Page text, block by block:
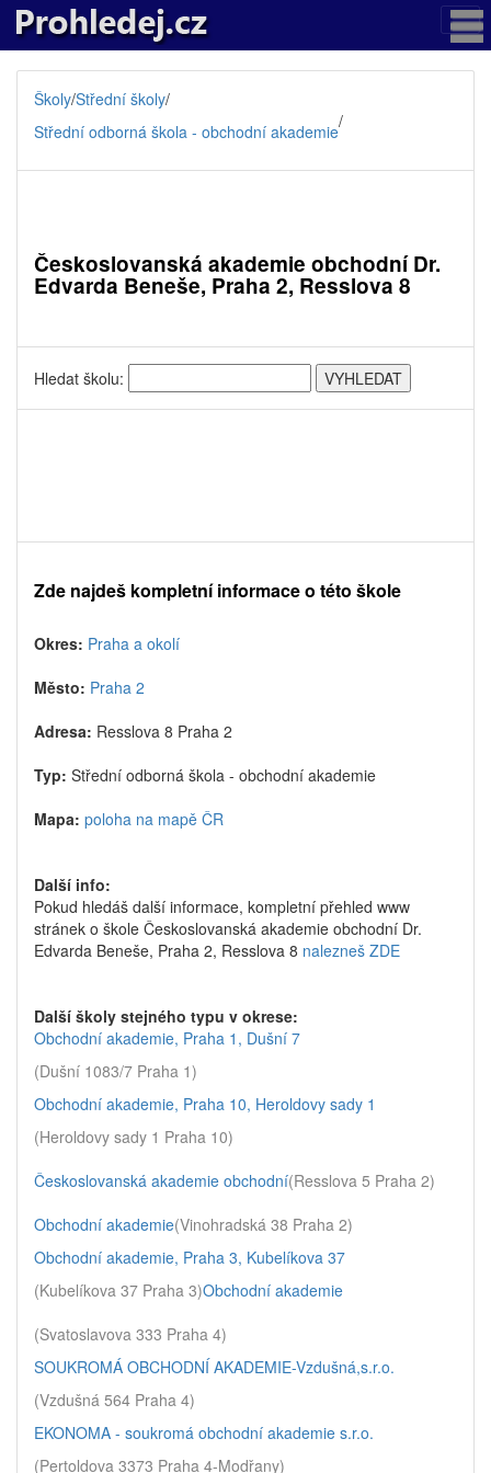
Školy/Střední školy/
Střední odborná škola - obchodní akademie/
Českoslovanská akademie obchodní Dr.
Edvarda Beneše, Praha 2, Resslova 8
Hledat školu:
Zde najdeš kompletní informace o této škole
Okres: Praha a okolí
Město: Praha 2
Adresa: Resslova 8 Praha 2
Typ: Střední odborná škola - obchodní akademie
Mapa: poloha na mapě ČR
Další info:
Pokud hledáš další informace, kompletní přehled www
stránek o škole Českoslovanská akademie obchodní Dr.
Edvarda Beneše, Praha 2, Resslova 8 nalezneš ZDE
Další školy stejného typu v okrese:
Obchodní akademie, Praha 1, Dušní 7
(Dušní 1083/7 Praha 1)
Obchodní akademie, Praha 10, Heroldovy sady 1
(Heroldovy sady 1 Praha 10)
Českoslovanská akademie obchodní(Resslova 5 Praha 2)
Obchodní akademie(Vinohradská 38 Praha 2)
Obchodní akademie, Praha 3, Kubelíkova 37
(Kubelíkova 37 Praha 3)Obchodní akademie
(Svatoslavova 333 Praha 4)
SOUKROMÁ OBCHODNÍ AKADEMIE-Vzdušná,s.r.o.
(Vzdušná 564 Praha 4)
EKONOMA - soukromá obchodní akademie s.r.o.
(Pertoldova 3373 Praha 4-Modřany)